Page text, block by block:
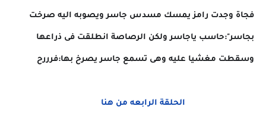
فجاة وجدت رامز يمسك مسدس جاسر ويصوبه اليه صرخت
بجاسر":حاسب ياجاسر ولكن الرصاصة انطلقت فى ذراعها
وسقطت مغشيا عليه وهى تسمع جاسر يصرخ بها:فرررح
الحلقة الرابعه من هنا